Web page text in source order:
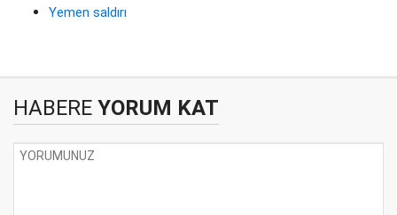
Yemen saldırı
HABERE YORUM KAT